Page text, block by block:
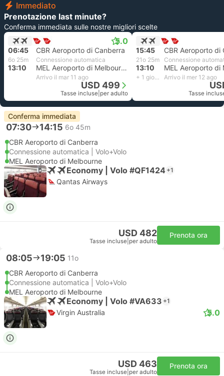
Immediato
Prenotazione last minute?
Conferma immediata sulle nostre migliori scelte
5.0
06:45 CBR Aeroporto di Canberra
6o 25m Connessione automatica
13:10 MEL Aeroporto di Melbourne
Arrivo il mar 11 ago
USD 499
Tasse incluse per adulto
15:45 CBR Aeroporto di
21o 25m Connessione
13:10
+ 1 giorno Arrivo il mer 12 ago
Tasse
Conferma immediata
07:30 14:15 6o 45m
CBR Aeroporto di Canberra
Connessione automatica | Volo+Volo
MEL Aeroporto di Melbourne
Economy | Volo #QF1424 +1
Qantas Airways
USD 482
Tasse incluse per adulto
Prenota ora
08:05 19:05 11o
CBR Aeroporto di Canberra
Connessione automatica | Volo+Volo
MEL Aeroporto di Melbourne
Economy | Volo #VA633 +1
Virgin Australia 5.0
USD 463
Tasse incluse per adulto
Prenota ora